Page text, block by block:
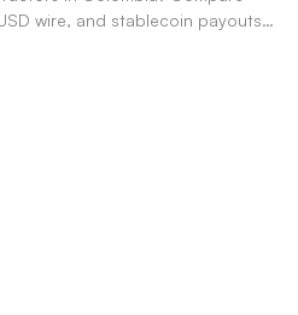
wire, and stablecoin payouts.